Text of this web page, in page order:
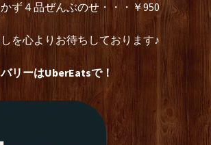
ず４品ぜんぶのせ・・・￥950
を心よりお待ちしております♪
リーはUberEatsで！